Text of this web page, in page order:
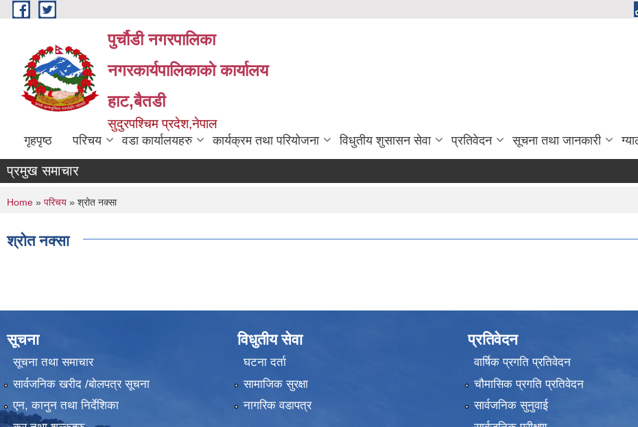
Skip to main content
पुर्चौडी नगरपालिका
नगरकार्यपालिकाकाे कार्यालय
हाट,बैतडी
सुदुरपश्चिम प्रदेश,नेपाल
गृहपृष्ठ परिचय वडा कार्यालयहरु कार्यक्रम तथा परियोजना विधुतीय शुसासन सेवा प्रतिवेदन सूचना तथा जानकारी
प्रमुख समाचार
You are here
Home » परिचय » श्रोत नक्सा
श्रोत नक्सा
सूचना
सूचना तथा समाचार
सार्वजनिक खरीद /बोलपत्र सूचना
एन, कानुन तथा निर्देशिका
विधुतीय सेवा
घटना दर्ता
सामाजिक सुरक्षा
नागरिक वडापत्र
प्रतिवेदन
वार्षिक प्रगति प्रतिवेदन
चौमासिक प्रगति प्रतिवेदन
सार्वजनिक सुनुवाई